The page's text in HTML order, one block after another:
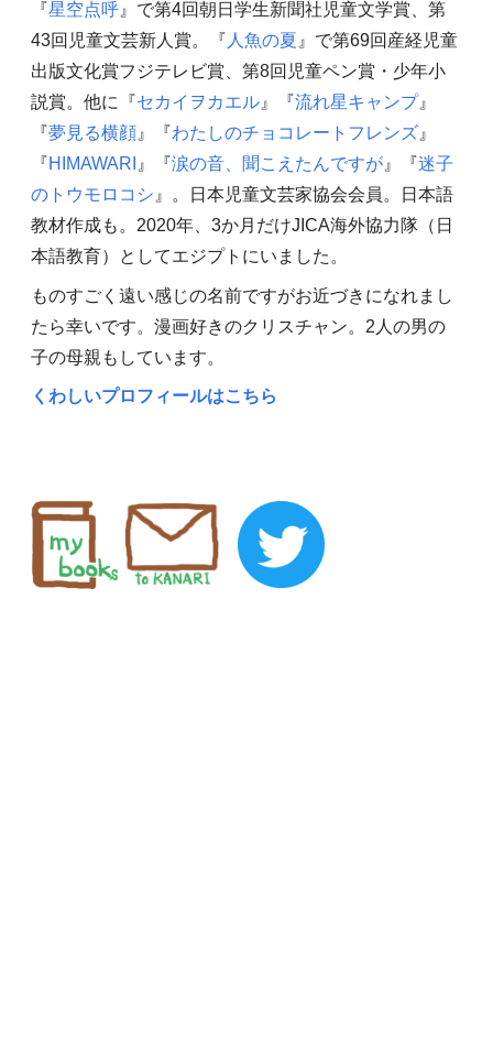
『星空点呼』で第4回朝日学生新聞社児童文学賞、第
43回児童文芸新人賞。『 人魚の夏 』で第69回産経児童
出版文化賞フジテレビ賞、第8回児童ペン賞・少年小
説賞。他に『セカイヲカエル』『流れ星キャンプ』
『夢見る横顔』『わたしのチョコレートフレンズ』
『HIMAWARI 』『涙の音、聞こえたんですが』『迷子
のトウモロコシ 』。日本児童文芸家協会会員。日本語
教材作成も。2020年、3か月だけJICA海外協力隊（日
本語教育）としてエジプトにいました。
ものすごく遠い感じの名前ですがお近づきになれまし
たら幸いです。漫画好きのクリスチャン。2人の男の
子の母親もしています。
くわしいプロフィールはこちら